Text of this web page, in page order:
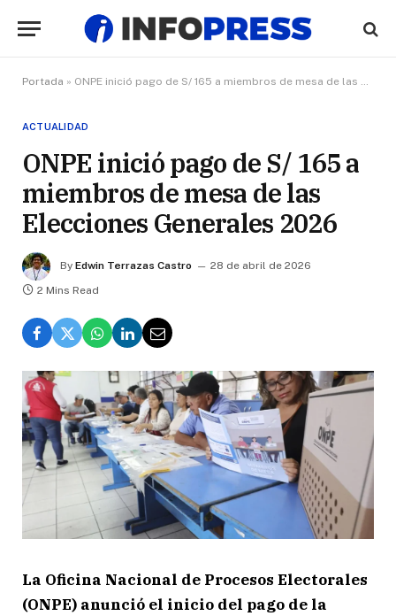
Portada » ONPE inició pago de S/ 165 a miembros de mesa de las Elecciones Generales 2026
ACTUALIDAD
ONPE inició pago de S/ 165 a
miembros de mesa de las
Elecciones Generales 2026
By Edwin Terrazas Castro
28 de abril de 2026
2 Mins Read
La Oficina Nacional de Procesos Electorales
(ONPE) anunció el inicio del pago de la